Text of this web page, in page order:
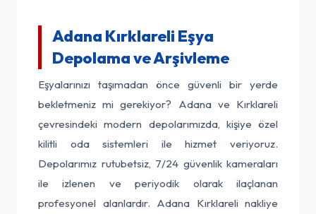
Adana Kırklareli Eşya
Depolama ve Arşivleme
Eşyalarınızı taşımadan önce güvenli bir yerde
bekletmeniz mi gerekiyor? Adana ve Kırklareli
çevresindeki modern depolarımızda, kişiye özel
kilitli oda sistemleri ile hizmet veriyoruz.
Depolarımız rutubetsiz, 7/24 güvenlik kameraları
ile izlenen ve periyodik olarak ilaçlanan
profesyonel alanlardır. Adana Kırklareli nakliye